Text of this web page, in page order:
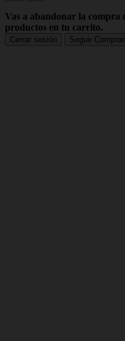
Vas a abandonar la compra
productos en tu carrito.
Cerrar sesión Seguir